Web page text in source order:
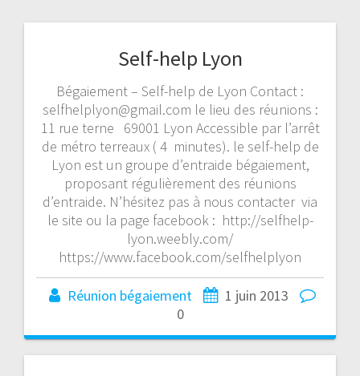
Self-help Lyon
Bégaiement – Self-help de Lyon Contact :
selfhelplyon@gmail.com le lieu des réunions :
11 rue terne 69001 Lyon Accessible par l’arrêt
de métro terreaux ( 4 minutes). le self-help de
Lyon est un groupe d’entraide bégaiement,
proposant régulièrement des réunions
d’entraide. N’hésitez pas à nous contacter via
le site ou la page facebook : http://selfhelp-
lyon.weebly.com/
https://www.facebook.com/selfhelplyon
Réunion bégaiement
1 juin 2013
0